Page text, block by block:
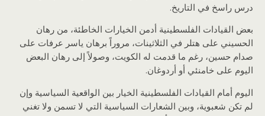
درس راسخ في التاريخ.
بعض القيادات الفلسطينية أدمن الخيارات الخاطئة، من رهان
الحسيني على هتلر في الثلاثينات، مروراً برهان ياسر عرفات على
صدام حسين، رغم ما قدمت له الكويت، وصولاً إلى رهان البعض
اليوم على خامنئي أو أردوغان.
اليوم أمام القيادات الفلسطينية الخيار بين الواقعية السياسية وإن
لم تكن شعبوية، وبين الشعارات السياسية التي لا تسمن ولا تغني